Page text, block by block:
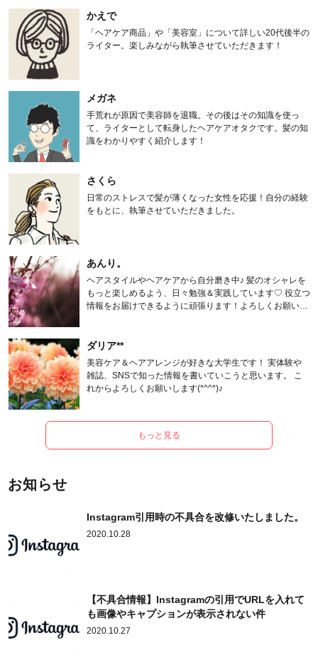
かえで
「ヘアケア商品」や「美容室」について詳しい20代後半の
ライター。楽しみながら執筆させていただきます！
メガネ
手荒れが原因で美容師を退職。その後はその知識を使っ
て、ライターとして転身したヘアケアオタクです。髪の知
識をわかりやすく紹介します！
さくら
日常のストレスで髪が薄くなった女性を応援！自分の経験
をもとに、執筆させていただきました。
あんり。
ヘアスタイルやヘアケアから自分磨き中♪ 髪のオシャレを
もっと楽しめるよう、日々勉強＆実践しています♡ 役立つ
情報をお届けできるように頑張ります！よろしくお願いし
ダリア**
美容ケア＆ヘアアレンジが好きな大学生です！ 実体験や
雑誌、SNSで知った情報を書いていこうと思います。 こ
れからよろしくお願いします(*^^*)♪
もっと見る
お知らせ
Instagram引用時の不具合を改修いたしました。
2020.10.28
【不具合情報】Instagramの引用でURLを入れて
も画像やキャプションが表示されない件
2020.10.27